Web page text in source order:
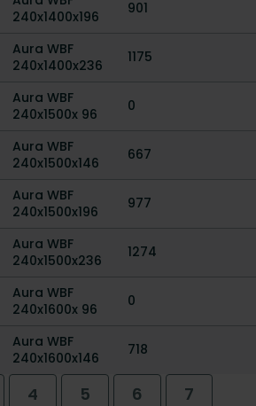
240x1400x196
901
Aura WBF
240x1400x236
1175
Aura WBF
240x1500x 96
0
Aura WBF
240x1500x146
667
Aura WBF
240x1500x196
977
Aura WBF
240x1500x236
1274
Aura WBF
240x1600x 96
0
Aura WBF
240x1600x146
718
4 5 6
7